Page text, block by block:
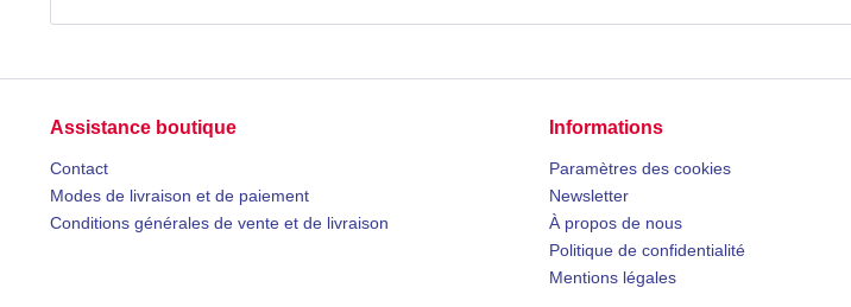
Assistance boutique
Contact
Modes de livraison et de paiement
Conditions générales de vente et de livraison
Informations
Paramètres des cookies
Newsletter
À propos de nous
Politique de confidentialité
Mentions légales